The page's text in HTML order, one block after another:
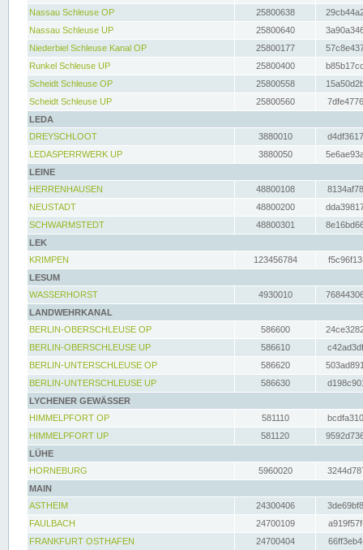
Nassau Schleuse OP
25800638
Nassau Schleuse UP
25800640
Niederbiel Schleuse Kanal OP
25800177
Runkel Schleuse UP
25800400
Scheidt Schleuse OP
25800558
Scheidt Schleuse UP
25800560
LEDA
DREYSCHLOOT
3880010
LEDASPERRWERK UP
3880050
LEINE
HERRENHAUSEN
48800108
NEUSTADT
48800200
SCHWARMSTEDT
48800301
LEK
KRIMPEN
123456784
LESUM
WASSERHORST
4930010
LANDWEHRKANAL
BERLIN-OBERSCHLEUSE OP
586600
BERLIN-OBERSCHLEUSE UP
586610
BERLIN-UNTERSCHLEUSE OP
586620
BERLIN-UNTERSCHLEUSE UP
586630
LYCHENER GEWÄSSER
HIMMELPFORT OP
581110
HIMMELPFORT UP
581120
LÜHE
HORNEBURG
5960020
MAIN
ASTHEIM
24300406
FAULBACH
24700109
FRANKFURT OSTHAFEN
24700404